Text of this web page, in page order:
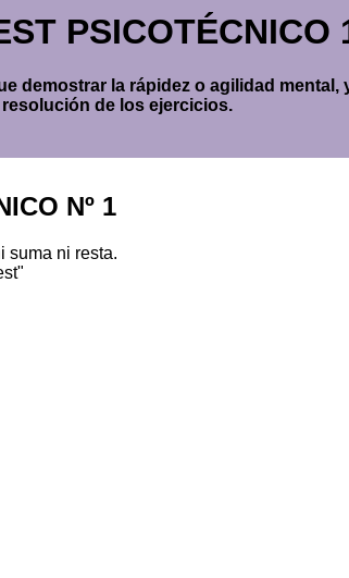
PSICOTÉCNICO
demostrar la rápidez o agilidad mental,
de los ejercicios.
Nº 1
suma ni resta.